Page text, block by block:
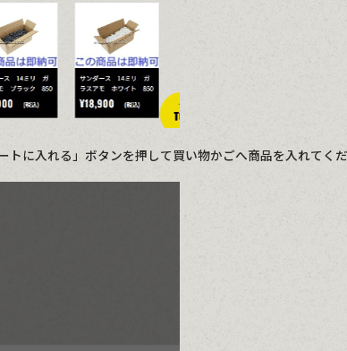
に入れる」ボタンを押して買い物かごへ商品を入れてく